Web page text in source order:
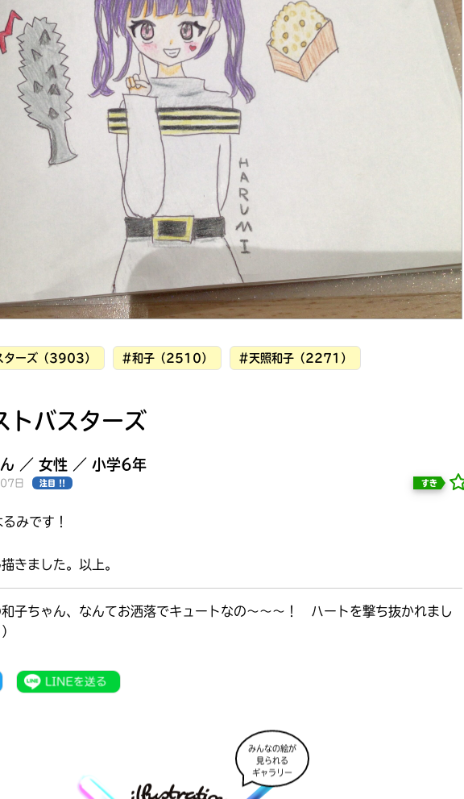
読みたい本が
見つかる
本を飛び出して
みんなとおしゃべり
できる掲示板
出会える
みんなの絵が
見られる
トバスターズ
ターズ（3903） #和子（2510） #天照和子（2271）
／ 女性 ／ 小学6年
日 注目 !! すき
みです！
きました。以上。
子ちゃん、なんてお洒落でキュートなの～～～！ ハートを撃ち抜かれまし
みんなの絵が
見られる
ギャラリー